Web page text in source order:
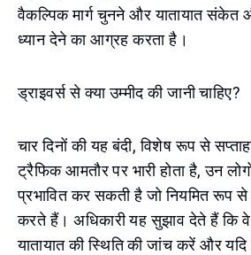
वैकल्पिक मार्ग चुनने और यातायात संकेत
ध्यान देने का आग्रह करता है।
ड्राइवर्स से क्या उम्मीद की जानी चाहिए?
चार दिनों की यह बंदी, विशेष रूप से
ट्रैफिक आमतौर पर भारी होता है, उन
प्रभावित कर सकती है जो नियमित रूप
करते हैं। अधिकारी यह सुझाव देते हैं कि
यातायात की स्थिति की जांच करें और